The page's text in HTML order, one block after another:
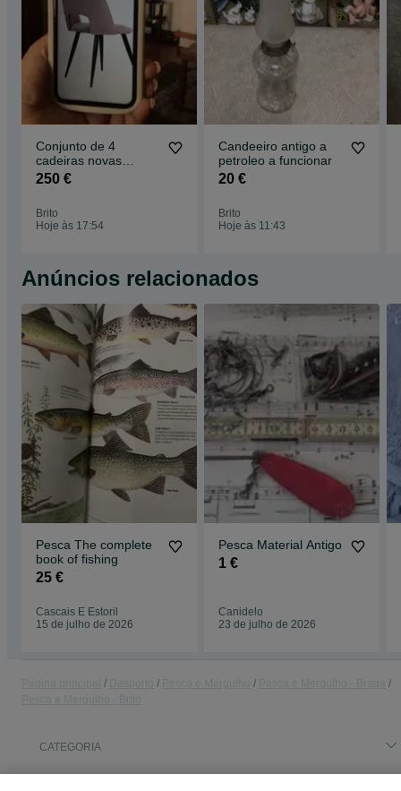
Conjunto de 4
cadeiras novas
aveludadas ,ver fotos
250 €
Brito
Hoje às 17:54
Candeeiro antigo a
petroleo a funcionar
20 €
Brito
Hoje às 11:43
Anúncios relacionados
Pesca The complete
book of fishing
25 €
Cascais E Estoril
15 de julho de 2026
Pesca Material Antigo
1 €
Canidelo
23 de julho de 2026
CATEGORIA